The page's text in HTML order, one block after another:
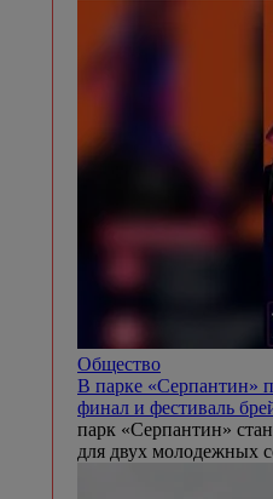
Общество
В парке «Серпантин»
финал и фестиваль
парк «Серпантин»
для двух молодежных